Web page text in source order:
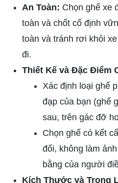
An Toàn: Chọn ghế xe
toàn và chốt cố định
toàn và tránh rơi khỏi
đi.
Thiết Kế và Đặc Điểm
Xác định loại ghế
đạp của bạn (ghế
sau, trên gác đỡ
Chọn ghế có kết
đối, không làm
bằng của người
Kích Thước và Trọng